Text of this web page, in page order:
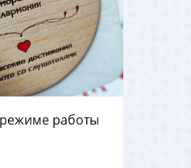
работы